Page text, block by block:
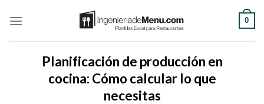
0
Planificación de producción en
cocina: Cómo calcular lo que
necesitas